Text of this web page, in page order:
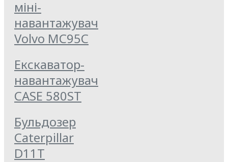
міні-
навантажувач
Volvo MC95C
Екскаватор-
навантажувач
CASE 580ST
Бульдозер
Caterpillar
D11T